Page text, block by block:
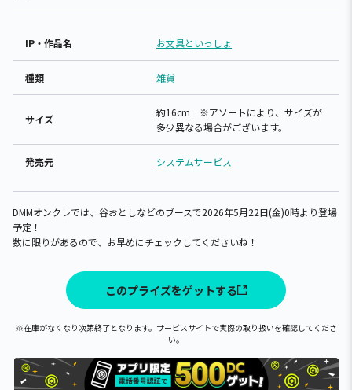
IP・作品名 お文具といっしょ
種類 雑貨
サイズ
約16cm ※アソートにより、サイズが
多少異なる場合がございます。
発売元 システムサービス
DMMオンクレでは、谷おとしなどのブースで2026年5月22日(金)0時より登場
予定！
数に限りがあるので、お早めにチェックしてくださいね！
このプライズをゲットする
※在庫がなくなり次第終了となります。サービスサイトで実際の取り扱いを確認してくださ
い。